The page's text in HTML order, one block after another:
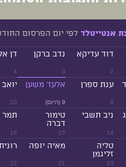
אנטייטלד לפי יום הפרסום
2
דוד עדיקא
3
נדב ברקן
4
דן
8
ענת ספרן
9 (היום)
אלעד משען
10
יואב
14
ניב תשבי
15
טימור
דברה
16
תמר
20
טליה
זליגמן
21
מאיה יופה
22